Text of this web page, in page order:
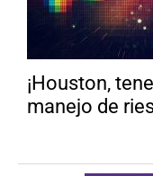
¡Houston,
manejo de